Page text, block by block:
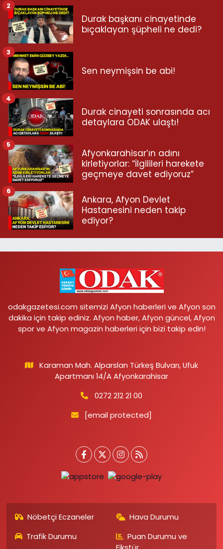
Durak başkanı cinayetinde
bıçaklayan şüpheli ne dedi?
2
Sen neymişsin be abi!
3
Durak cinayeti sonrasında acı
detaylara ODAK ulaştı!
4
Afyonkarahisar’ın adını
kirletiyorlar: “İlgilileri harekete
geçmeye davet ediyoruz”
5
Ankara, Afyon Devlet
Hastanesini neden takip
ediyor?
6
odakgazetesi.com sitemizi Afyon haberleri ve Afyon son
dakika için takip ediniz. Afyon haber, Afyon güncel, Afyon
spor ve Afyon magazin haberleri için bizi takip edin!
Karaman Mah. Alparslan Türkeş Bulvarı, Ufuk
Apartmanı 14/A Afyonkarahisar
0272 212 21 00
[email protected]
Nöbetçi Eczaneler
Hava Durumu
Trafik Durumu
Puan Durumu ve